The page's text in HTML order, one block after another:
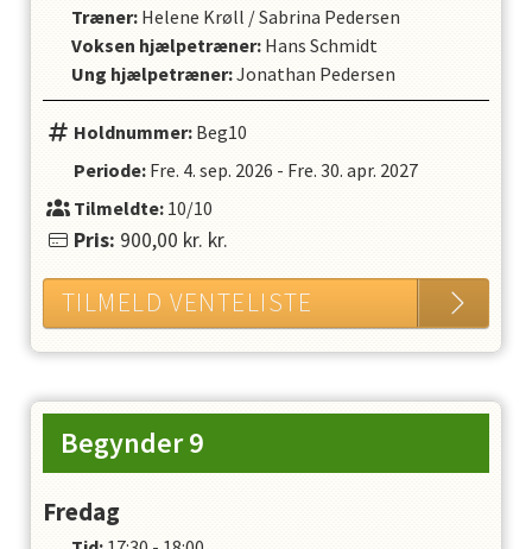
Træner: Helene Krøll /Sabrina Pedersen
Voksen hjælpetræner: Hans Schmidt
Ung hjælpetræner:Jonathan Pedersen
Holdnummer: Beg10
Periode: Fre. 4. sep. 2026 - Fre. 30. apr. 2027
Tilmeldte:10/10
Pris: 900,00 kr. kr.
TILMELD VENTELISTE
Begynder 9
Fredag